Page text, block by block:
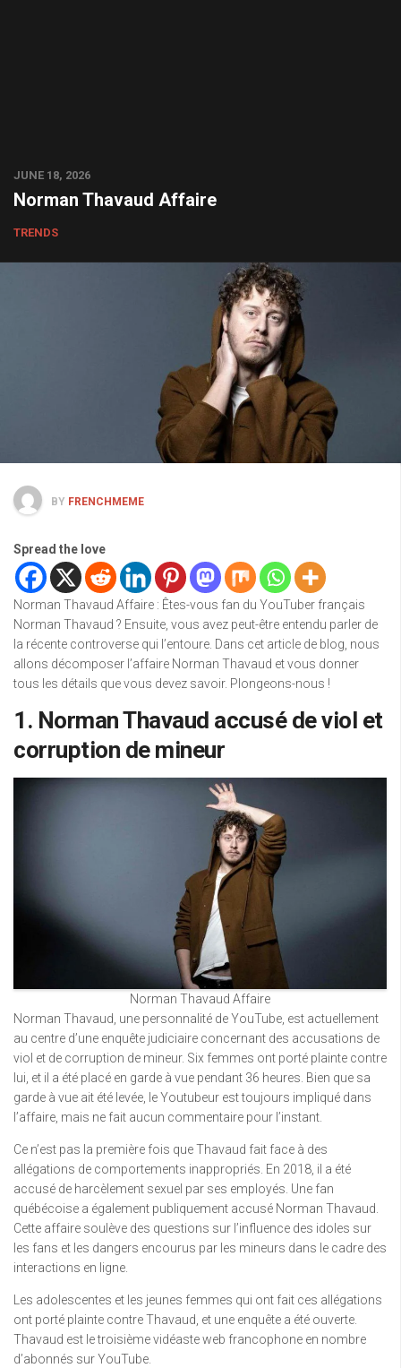
JUNE 18, 2026
Norman Thavaud Affaire
TRENDS
BY FRENCHMEME
Spread the love
Norman Thavaud Affaire : Êtes-vous fan du YouTuber français
Norman Thavaud ? Ensuite, vous avez peut-être entendu parler de
la récente controverse qui l’entoure. Dans cet article de blog, nous
allons décomposer l’affaire Norman Thavaud et vous donner
tous les détails que vous devez savoir. Plongeons-nous !
1. Norman Thavaud accusé de viol et
corruption de mineur
Norman Thavaud Affaire
Norman Thavaud, une personnalité de YouTube, est actuellement
au centre d’une enquête judiciaire concernant des accusations de
viol et de corruption de mineur. Six femmes ont porté plainte contre
lui, et il a été placé en garde à vue pendant 36 heures. Bien que sa
garde à vue ait été levée, le Youtubeur est toujours impliqué dans
l’affaire, mais ne fait aucun commentaire pour l’instant.
Ce n’est pas la première fois que Thavaud fait face à des
allégations de comportements inappropriés. En 2018, il a été
accusé de harcèlement sexuel par ses employés. Une fan
québécoise a également publiquement accusé Norman Thavaud.
Cette affaire soulève des questions sur l’influence des idoles sur
les fans et les dangers encourus par les mineurs dans le cadre des
interactions en ligne.
Les adolescentes et les jeunes femmes qui ont fait ces allégations
ont porté plainte contre Thavaud, et une enquête a été ouverte.
Thavaud est le troisième vidéaste web francophone en nombre
d’abonnés sur YouTube.